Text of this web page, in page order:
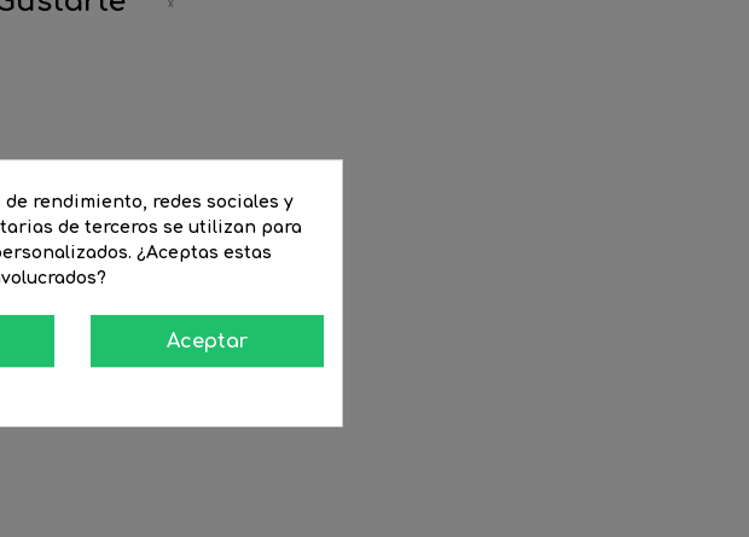
rendimiento, redes sociales y
de terceros se utilizan para
¿Aceptas estas
Aceptar